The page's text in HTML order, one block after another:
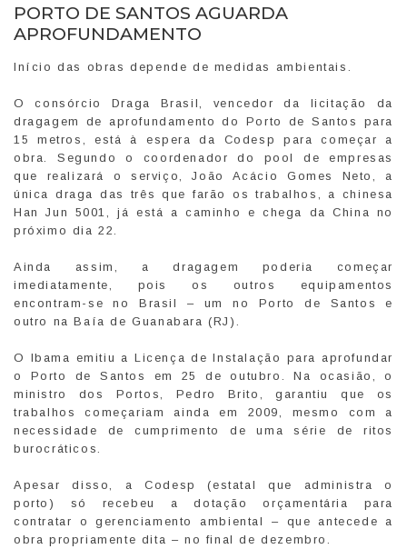
PORTO DE SANTOS AGUARDA
APROFUNDAMENTO
Início das obras depende de medidas ambientais.
O consórcio Draga Brasil, vencedor da licitação da
dragagem de aprofundamento do Porto de Santos para
15 metros, está à espera da Codesp para começar a
obra. Segundo o coordenador do pool de empresas
que realizará o serviço, João Acácio Gomes Neto, a
única draga das três que farão os trabalhos, a chinesa
Han Jun 5001, já está a caminho e chega da China no
próximo dia 22.
Ainda assim, a dragagem poderia começar
imediatamente, pois os outros equipamentos
encontram-se no Brasil – um no Porto de Santos e
outro na Baía de Guanabara (RJ).
O Ibama emitiu a Licença de Instalação para aprofundar
o Porto de Santos em 25 de outubro. Na ocasião, o
ministro dos Portos, Pedro Brito, garantiu que os
trabalhos começariam ainda em 2009, mesmo com a
necessidade de cumprimento de uma série de ritos
burocráticos.
Apesar disso, a Codesp (estatal que administra o
porto) só recebeu a dotação orçamentária para
contratar o gerenciamento ambiental – que antecede a
obra propriamente dita – no final de dezembro.